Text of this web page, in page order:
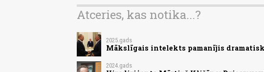
Atceries, kas notika...?
2025.gads
Mākslīgais intelekts pamanījis
2024.gads